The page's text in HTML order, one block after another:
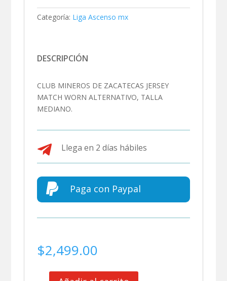
Categoría: Liga Ascenso mx
DESCRIPCIÓN
CLUB MINEROS DE ZACATECAS JERSEY
MATCH WORN ALTERNATIVO, TALLA
MEDIANO.
 Llega en 2 días hábiles
 Paga con Paypal
$2,499.00